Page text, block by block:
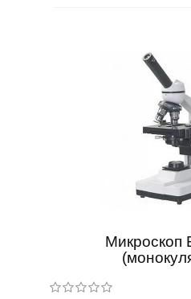
Микроскоп